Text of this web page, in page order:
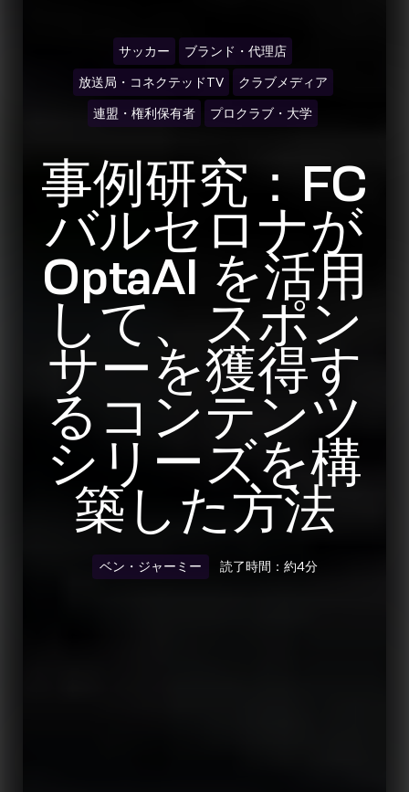
サッカー ブランド・代理店
放送局・コネクテッドTV クラブメディア
連盟・権利保有者 プロクラブ・大学
事例研究：FC
バルセロナが
OptaAI を活用
して、スポン
サーを獲得す
るコンテンツ
シリーズを構
築した方法
ベン・ジャーミー 読了時間：約4分